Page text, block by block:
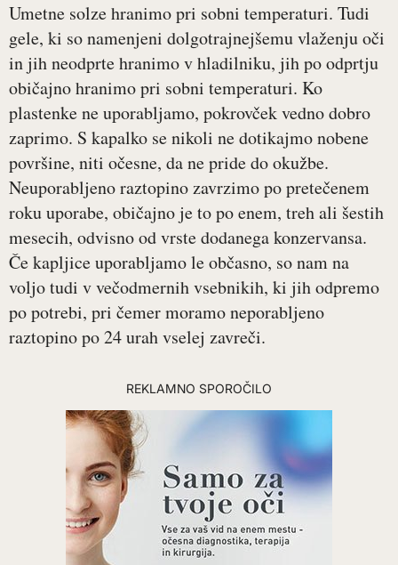
Umetne solze hranimo pri sobni temperaturi. Tudi
gele, ki so namenjeni dolgotrajnejšemu vlaženju oči
in jih neodprte hranimo v hladilniku, jih po odprtju
običajno hranimo pri sobni temperaturi. Ko
plastenke ne uporabljamo, pokrovček vedno dobro
zaprimo. S kapalko se nikoli ne dotikajmo nobene
površine, niti očesne, da ne pride do okužbe.
Neuporabljeno raztopino zavrzimo po pretečenem
roku uporabe, običajno je to po enem, treh ali šestih
mesecih, odvisno od vrste dodanega konzervansa.
Če kapljice uporabljamo le občasno, so nam na
voljo tudi v večodmernih vsebnikih, ki jih odpremo
po potrebi, pri čemer moramo neporabljeno
raztopino po 24 urah vselej zavreči.
REKLAMNO SPOROČILO